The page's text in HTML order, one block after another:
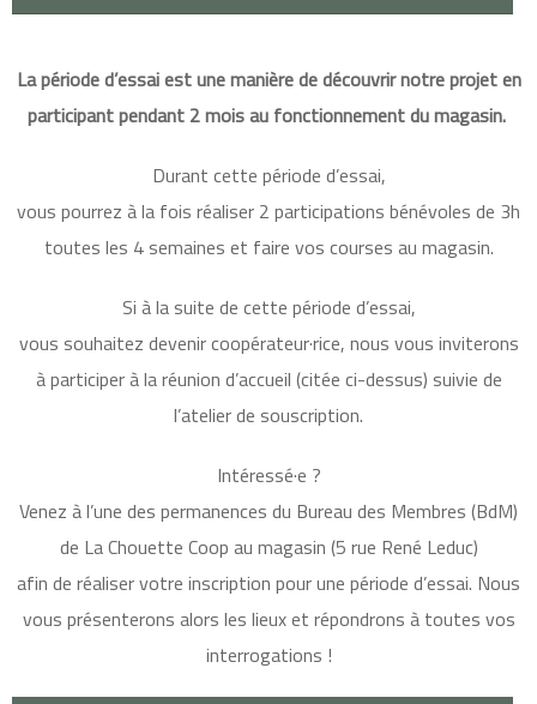
La période d’essai est une manière de découvrir notre projet en
participant pendant 2 mois au fonctionnement du magasin.
Durant cette période d’essai,
vous pourrez à la fois réaliser 2 participations bénévoles de 3h
toutes les 4 semaines et faire vos courses au magasin.
Si à la suite de cette période d’essai,
vous souhaitez devenir coopérateur·rice, nous vous inviterons
à participer à la réunion d’accueil (citée ci-dessus) suivie de
l’atelier de souscription.
Intéressé·e ?
Venez à l’une des permanences du Bureau des Membres (BdM)
de La Chouette Coop au magasin (5 rue René Leduc)
afin de réaliser votre inscription pour une période d’essai. Nous
vous présenterons alors les lieux et répondrons à toutes vos
interrogations !